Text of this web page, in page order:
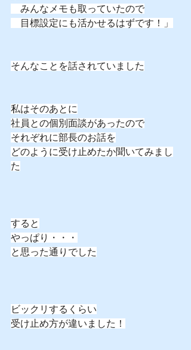
みんなメモも取っていたので
目標設定にも活かせるはずです！」
そんなことを話されていました
私はそのあとに
社員との個別面談があったので
それぞれに部長のお話を
どのように受け止めたか聞いてみまし
た
すると
やっぱり・・・
と思った通りでした
ビックリするくらい
受け止め方が違いました！